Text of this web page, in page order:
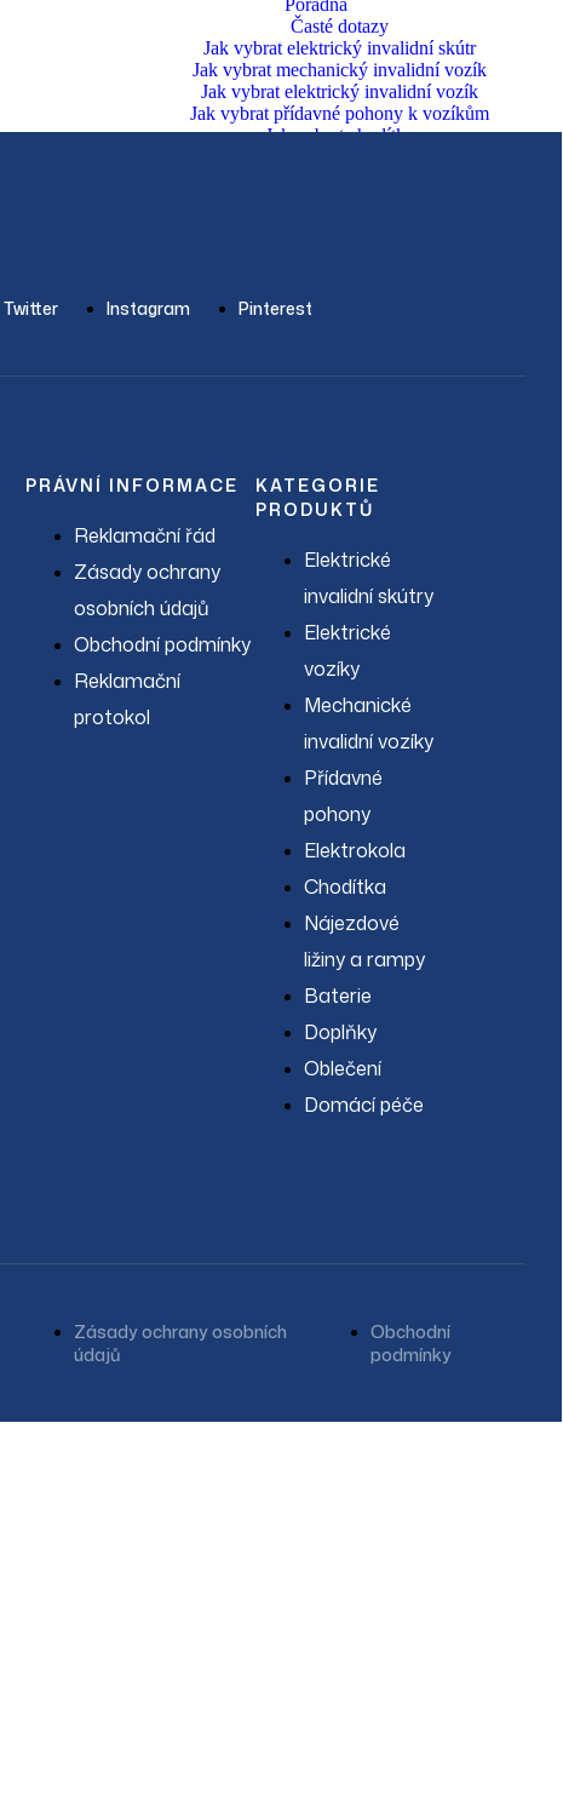
Poradna
Časté dotazy
Jak vybrat elektrický invalidní skútr
Jak vybrat mechanický invalidní vozík
Jak vybrat elektrický invalidní vozík
Jak vybrat přídavné pohony k vozíkům
Jak vybrat chodítko
Twitter Instagram Pinterest
PRÁVNÍ INFORMACE
Reklamační řád
Zásady ochrany
osobních údajů
Obchodní podmínky
Reklamační
protokol
KATEGORIE
PRODUKTŮ
Elektrické
invalidní skútry
Elektrické
vozíky
Mechanické
invalidní vozíky
Přídavné
pohony
Elektrokola
Chodítka
Nájezdové
ližiny a rampy
Baterie
Doplňky
Oblečení
Domácí péče
Zásady ochrany osobních
údajů
Obchodní
podmínky